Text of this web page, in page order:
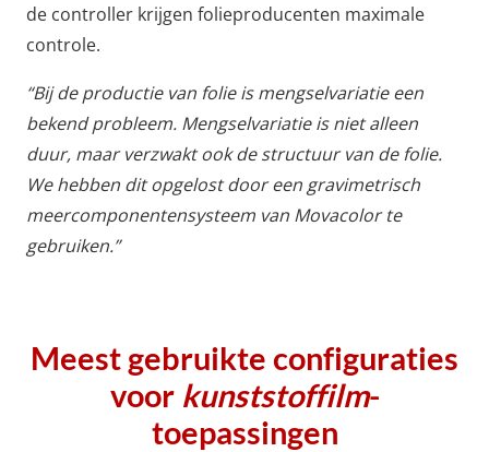
de controller krijgen folieproducenten maximale
controle.
“Bij de productie van folie is mengselvariatie een
bekend probleem. Mengselvariatie is niet alleen
duur, maar verzwakt ook de structuur van de folie.
We hebben dit opgelost door een gravimetrisch
meercomponentensysteem van Movacolor te
gebruiken.”
Meest gebruikte configuraties
voor kunststoffilm-
toepassingen